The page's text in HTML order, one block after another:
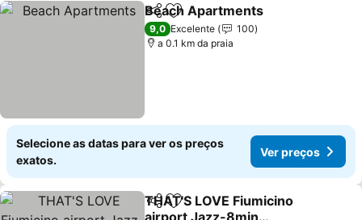
PartilharAdicionar aos favoritos
Beach Apartments
9,0 Excelente
100
a 0.1 km da praia
Selecione as datas para ver os preços
exatos.
Ver preços
PartilharAdicionar aos favoritos
THAT'S LOVE Fiumicino
airport Jazz-8min